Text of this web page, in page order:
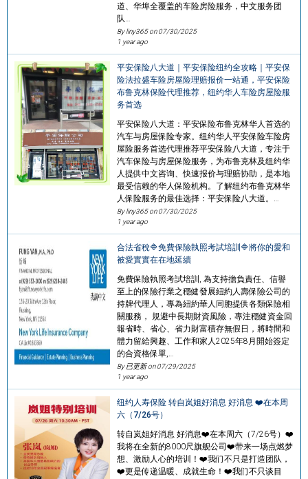
道、华埠全覆盖的车险房险服务，中文服务团
队…
By liny365 on07/30/2025
1 year ago
平安保险八大道｜平安保险纽约全攻略｜平安保
险法拉盛车险房屋险理赔报价一站通，平安保险
布鲁克林保险代理推荐，纽约华人车险房屋险服
务首选
平安保险八大道：平安保险布鲁克林华人首选的
汽车与房屋保险专家。纽约华人平安保险车险房
屋险服务首选代理推荐平安保险八大道，专注于
汽车保险与房屋保险服务，为布鲁克林及纽约华
人提供中文咨询、快速报价与理赔协助，是本地
最受信赖的华人保险机构。了解纽约布鲁克林华
人保险服务的最佳选择：平安保险八大道。…
By liny365 on07/30/2025
1 year ago
合法省稅🔷免費保險執照考試培訓🔷將你的愛和
被愛實實在在地延續
免費保險執照考試培訓, 為支持擔負責任、信譽
至上的保險行業之穩健發展紐約人壽保險公司的
持牌代理人，專為紐約華人同胞提供各類保險相
關服務， 規避中長期財資風險，專注穩健資金回
報省時、省心、省力財富積存無假日，將時間和
體力留給興趣、工作和家人2025年8月開始簽定
的合資格保單,…
By 已更新 on07/29/2025
1 year ago
纽约人寿保险 转自岚姐好消息 好消息 ❤️在本周
六（7/26号）
转自岚姐好消息 好消息❤️在本周六（7/26号）❤️
我将在全新的8000尺旗舰公司❤️带来一场点燃梦
想、激励人心的培训！❤️我们不只是打造团队，
❤️更是传递温暖、成就生命！❤️我们不只谈目